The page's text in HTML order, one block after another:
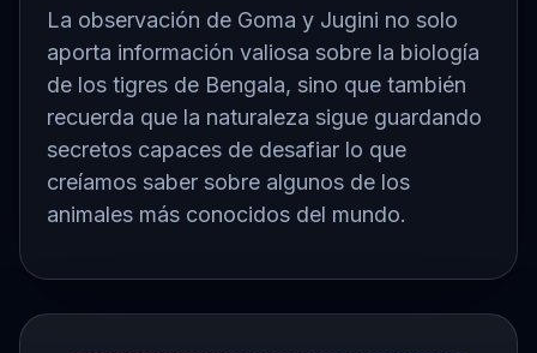
La observación de Goma y Jugini no solo
aporta información valiosa sobre la biología
de los tigres de Bengala, sino que también
recuerda que la naturaleza sigue guardando
secretos capaces de desafiar lo que
creíamos saber sobre algunos de los
animales más conocidos del mundo.